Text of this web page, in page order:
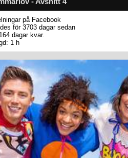
på Facebook
för 3703 dagar sedan
dagar kvar.
1 h